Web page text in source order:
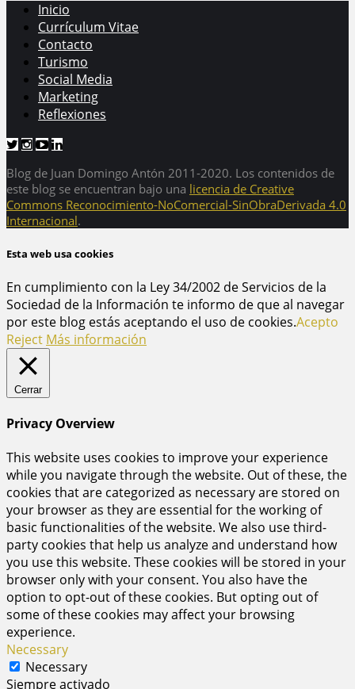
Inicio
Currículum Vitae
Contacto
Turismo
Social Media
Marketing
Reflexiones
Blog de Juan Domingo Antón 2011-2020. Los contenidos de
este blog se encuentran bajo una licencia de Creative
Commons Reconocimiento-NoComercial-SinObraDerivada 4.0
Internacional.
Esta web usa cookies
En cumplimiento con la Ley 34/2002 de Servicios de la
Sociedad de la Información te informo de que al navegar
por este blog estás aceptando el uso de cookies.Acepto
Reject Más información
Cerrar
Privacy Overview
This website uses cookies to improve your experience
while you navigate through the website. Out of these, the
cookies that are categorized as necessary are stored on
your browser as they are essential for the working of
basic functionalities of the website. We also use third-
party cookies that help us analyze and understand how
you use this website. These cookies will be stored in your
browser only with your consent. You also have the
option to opt-out of these cookies. But opting out of
some of these cookies may affect your browsing
experience.
Necessary
Necessary
Siempre activado